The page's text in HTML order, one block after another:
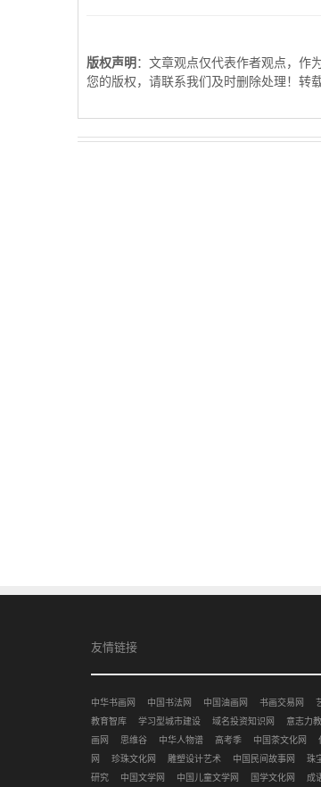
版权声明 ：文章观点仅代表作者观点，作
您的版权，请联系我们及时删除处理！转
友情链接
中华书画网 中国书法网 中国油画网 书画交易网
教育智库
学习型城市建设 域名投资知识网 意志力
画网
思维谷 中华人物谱 高考季 中国茶文化网
网
珍珠文化网 雕塑设计艺术 中国民间故事网 珠
研究
中国文学网 中国儿童文学网 国学文化网 成